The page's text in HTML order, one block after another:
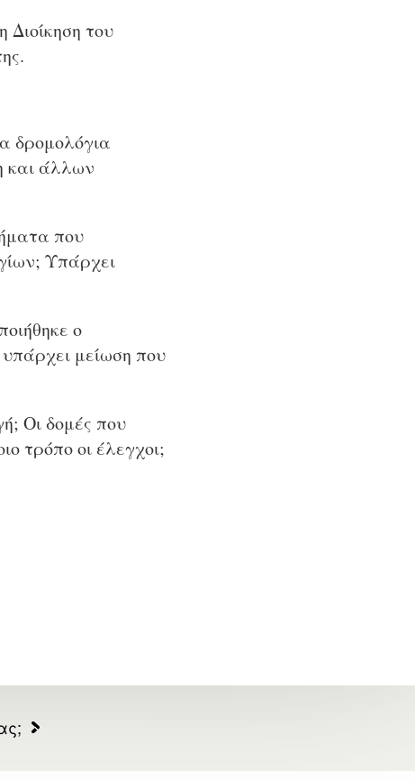
του
δρομολόγια
και άλλων
που
Υπάρχει
ο
μείωση που
Οι δομές που
τρόπο οι έλεγχοι;